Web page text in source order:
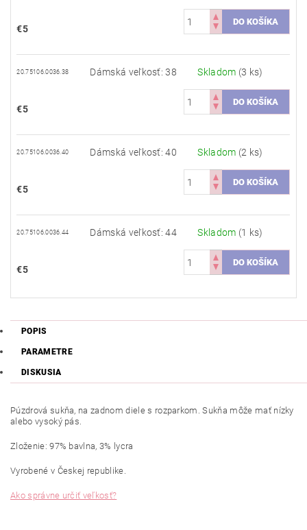
€5
20.75106.0036.38 Dámská veľkosť: 38 Skladom (3 ks)
€5
20.75106.0036.40 Dámská veľkosť: 40 Skladom (2 ks)
€5
20.75106.0036.44 Dámská veľkosť: 44 Skladom (1 ks)
€5
POPIS
PARAMETRE
DISKUSIA
Púzdrová sukňa, na zadnom diele s rozparkom. Sukňa môže mať nízky
alebo vysoký pás.
Zloženie: 97% bavlna, 3% lycra
Vyrobené v Českej republike.
Ako správne určiť veľkosť?